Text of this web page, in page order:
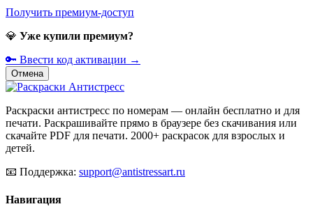
Получить премиум-доступ
💎 Уже купили премиум?
🔑 Ввести код активации →
Отмена
Раскраски антистресс по номерам — онлайн бесплатно и для
печати. Раскрашивайте прямо в браузере без скачивания или
скачайте PDF для печати. 2000+ раскрасок для взрослых и
детей.
📧 Поддержка: support@antistressart.ru
Навигация